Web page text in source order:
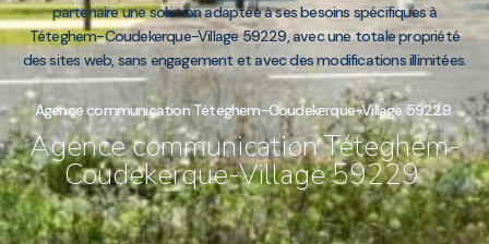
partenaire une solution adaptée à ses besoins spécifiques à
Téteghem-Coudekerque-Village 59229, avec une totale propriété
des sites web, sans engagement et avec des modifications illimitées.
Agence communication Téteghem-Coudekerque-Village 59229
Agence communication Téteghem-
Coudekerque-Village 59229